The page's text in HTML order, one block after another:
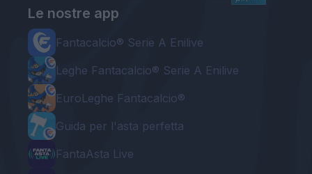
Le nostre app
Fantacalcio® Serie A Enilive
Leghe Fantacalcio® Serie A Enilive
EuroLeghe Fantacalcio®
Guida per l'asta perfetta
FantaAsta Live